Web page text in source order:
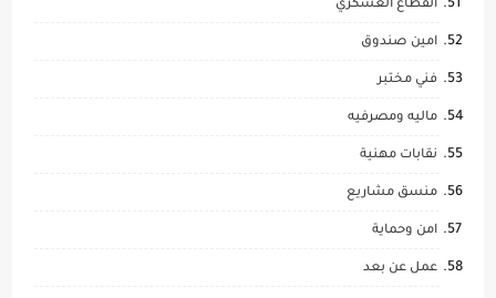
القطاع العسكري
امين صندوق
فني مختبر
ماليه ومصرفيه
نقابات مهنية
منسق مشاريع
امن وحماية
عمل عن بعد